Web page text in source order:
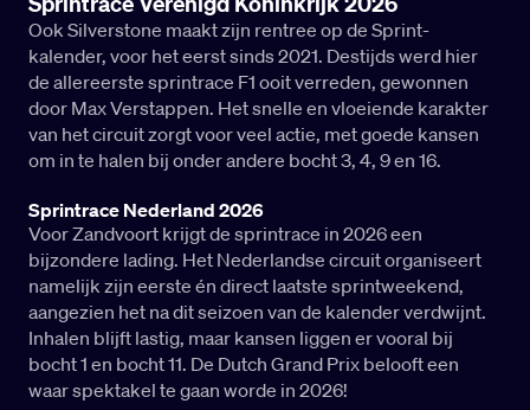
Ook Silverstone maakt zijn rentree op de Sprint-
kalender, voor het eerst sinds 2021. Destijds werd hier
de allereerste sprintrace F1 ooit verreden, gewonnen
door Max Verstappen. Het snelle en vloeiende karakter
van het circuit zorgt voor veel actie, met goede kansen
om in te halen bij onder andere bocht 3, 4, 9 en 16.
Sprintrace Nederland 2026
Voor Zandvoort krijgt de sprintrace in 2026 een
bijzondere lading. Het Nederlandse circuit organiseert
namelijk zijn eerste én direct laatste sprintweekend,
aangezien het na dit seizoen van de kalender verdwijnt.
Inhalen blijft lastig, maar kansen liggen er vooral bij
bocht 1 en bocht 11. De Dutch Grand Prix belooft een
waar spektakel te gaan worde in 2026!